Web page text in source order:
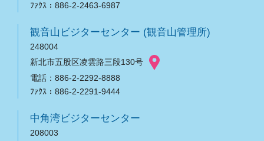
ﾌｧｸｽ：886-2-2463-6987
観音山ビジターセンター (観音山管理所)
248004
新北市五股区凌雲路三段130号
電話：886-2-2292-8888
ﾌｧｸｽ：886-2-2291-9444
中角湾ビジターセンター
208003